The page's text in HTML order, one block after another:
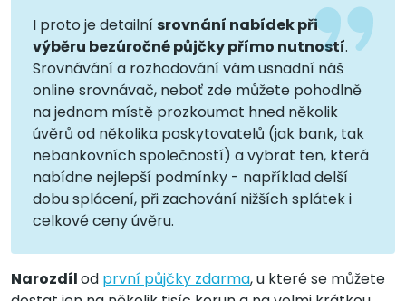
I proto je detailní srovnání nabídek při
výběru bezúročné půjčky přímo nutností.
Srovnávání a rozhodování vám usnadní náš
online srovnávač, neboť zde můžete pohodlně
na jednom místě prozkoumat hned několik
úvěrů od několika poskytovatelů (jak bank, tak
nebankovních společností) a vybrat ten, která
nabídne nejlepší podmínky - například delší
dobu splácení, při zachování nižších splátek i
celkové ceny úvěru.
Narozdílod první půjčky zdarma, u které se můžete